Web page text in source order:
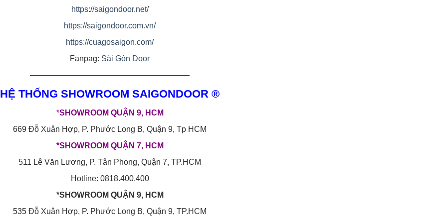
https://saigondoor.net/
https://saigondoor.com.vn/
https://cuagosaigon.com/
Fanpag: Sài Gòn Door
————————————————————
HỆ THỐNG SHOWROOM SAIGONDOOR ®
*SHOWROOM QUẬN 9, HCM
669 Đỗ Xuân Hợp, P. Phước Long B, Quận 9, Tp HCM
*SHOWROOM QUẬN 7, HCM
511 Lê Văn Lương, P. Tân Phong, Quận 7, TP.HCM
Hotline: 0818.400.400
*SHOWROOM QUẬN 9, HCM
535 Đỗ Xuân Hợp, P. Phước Long B, Quận 9, TP.HCM